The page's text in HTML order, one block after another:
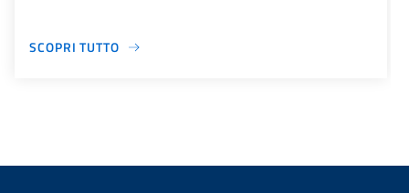
SCOPRI TUTTO